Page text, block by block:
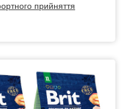
прийняття